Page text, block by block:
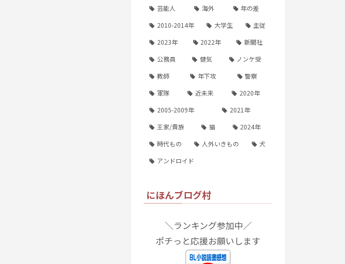
芸能人
海外
年の差
2010-2014年
大学生
主従
2023年
2022年
新聞社
公務員
健気
ノンケ受
教師
年下攻
警察
軍隊
近未来
2020年
2005-2009年
2021年
王家/貴族
猫
2024年
時代もの
人外いきもの
犬
アンドロイド
にほんブログ村
＼ランキング参加中／
ポチっと応援お願いします